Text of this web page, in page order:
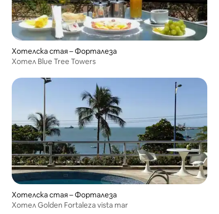
Хотелска стая – Форталеза
Хотел Blue Tree Towers
Хотелска стая – Форталеза
Хотел Golden Fortaleza vista mar